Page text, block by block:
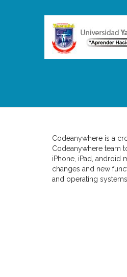
Codeanywhere is a
Codeanywhere team
iPhone, iPad,
changes and new
and operating